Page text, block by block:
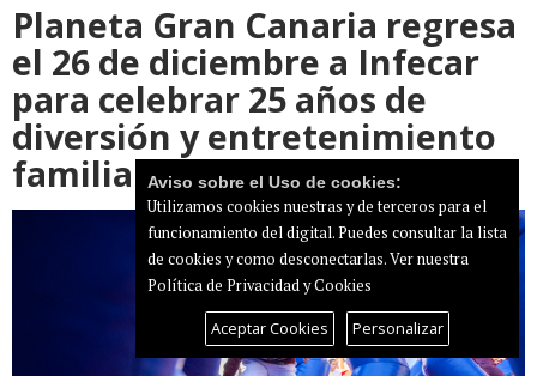
Planeta Gran Canaria regresa
el 26 de diciembre a Infecar
para celebrar 25 años de
diversión y entretenimiento
familiarAviso sobre el Uso de cookies:
Utilizamos cookies nuestras y de terceros para el
funcionamiento del digital. Puedes consultar la lista
de cookies y como desconectarlas.Ver nuestra
Política de Privacidad y Cookies
Aceptar Cookies Personalizar